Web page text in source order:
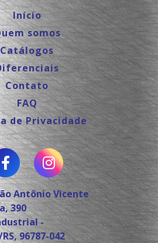
Início
somos
Catálogos
Contato
FAQ
de Privacidade
Antônio Vicente
390
-
96787-042